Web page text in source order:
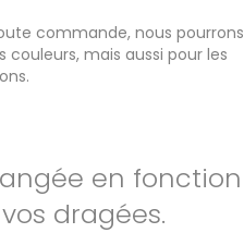
commande, nous pourrons
couleurs, mais aussi pour les
en fonction
dragées.